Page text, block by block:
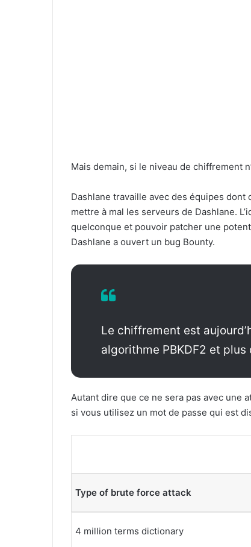
Mais demain, si le niveau de chiffrement
Dashlane travaille avec des équipes
mettre à mal les serveurs de Dashlane.
quelconque et pouvoir patcher une
Dashlane a ouvert un bug Bounty.
Le chiffrement est
algorithme PBKDF2 et
Autant dire que ce ne sera pas avec une
si vous utilisez un mot de passe qui est
Type of brute force attack
4 million terms dictionary